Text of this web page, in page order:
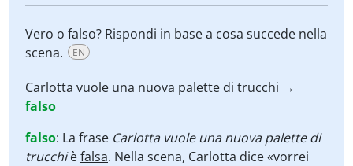
Vero o falso? Rispondi in base a cosa succede nella
scena.
EN
Carlotta vuole una nuova palette di trucchi →
falso
falso: La frase Carlotta vuole una nuova palette di
trucchièfalsa. Nella scena, Carlotta dice «vorrei